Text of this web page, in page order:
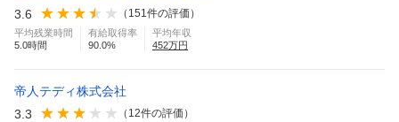
3.6
（ 151件の評価）
平均残業時間
5.0時間
有給取得率
90.0%
平均年収
452万円
帝人テディ株式会社
3.3
（ 12件の評価）